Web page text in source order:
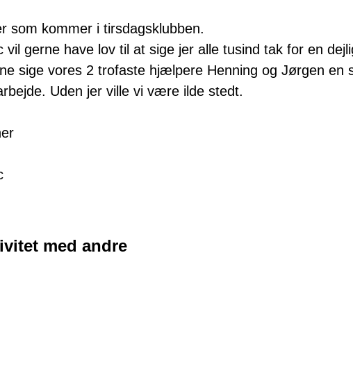
som kommer i tirsdagsklubben.
vil gerne have lov til at sige jer alle tusind tak for en
sige vores 2 trofaste hjælpere Henning og Jørgen en
Uden jer ville vi være ilde stedt.
med andre